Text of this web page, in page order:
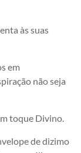
às suas
em
não seja
toque Divino.
de dizimo